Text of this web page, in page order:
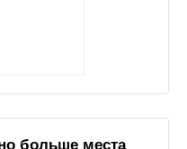
больше места